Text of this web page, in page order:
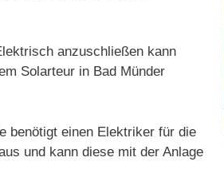
anzuschließen kann
Solarteur in Bad Münder
benötigt einen Elektriker für die
und kann diese mit der Anlage